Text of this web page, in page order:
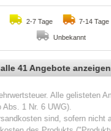
2-7 Tage 7-14 Tage
Unbekannt
alle 41 Angebote anzeigen